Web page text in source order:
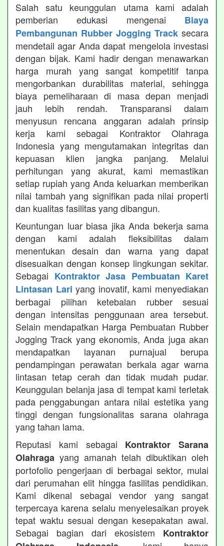
Salah satu keunggulan utama kami adalah
pemberian edukasi mengenai Biaya
Pembangunan Rubber Jogging Track secara
mendetail agar Anda dapat mengelola investasi
dengan bijak. Kami hadir dengan menawarkan
harga murah yang sangat kompetitif tanpa
mengorbankan durabilitas material, sehingga
biaya pemeliharaan di masa depan menjadi
jauh lebih rendah. Transparansi dalam
menyusun rencana anggaran adalah prinsip
kerja kami sebagai Kontraktor Olahraga
Indonesia yang mengutamakan integritas dan
kepuasan klien jangka panjang. Melalui
perhitungan yang akurat, kami memastikan
setiap rupiah yang Anda keluarkan memberikan
nilai tambah yang signifikan pada nilai properti
dan kualitas fasilitas yang dibangun.
Keuntungan luar biasa jika Anda bekerja sama
dengan kami adalah fleksibilitas dalam
menentukan desain dan warna yang dapat
disesuaikan dengan konsep lingkungan sekitar.
Sebagai Kontraktor Jasa Pembuatan Karet
Lintasan Lari yang inovatif, kami menyediakan
berbagai pilihan ketebalan rubber sesuai
dengan intensitas penggunaan area tersebut.
Selain mendapatkan Harga Pembuatan Rubber
Jogging Track yang ekonomis, Anda juga akan
mendapatkan layanan purnajual berupa
pendampingan perawatan berkala agar warna
lintasan tetap cerah dan tidak mudah pudar.
Keunggulan belanja jasa di tempat kami terletak
pada penggabungan antara nilai estetika yang
tinggi dengan fungsionalitas sarana olahraga
yang tahan lama.
Reputasi kami sebagai Kontraktor Sarana
Olahraga yang amanah telah dibuktikan oleh
portofolio pengerjaan di berbagai sektor, mulai
dari perumahan elit hingga fasilitas pendidikan.
Kami dikenal sebagai vendor yang sangat
terpercaya karena selalu menyelesaikan proyek
tepat waktu sesuai dengan kesepakatan awal.
Sebagai bagian dari ekosistem Kontraktor